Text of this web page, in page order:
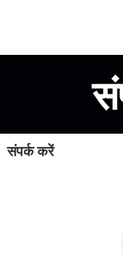
संपर्क करें